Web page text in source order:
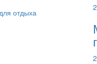
отдыха